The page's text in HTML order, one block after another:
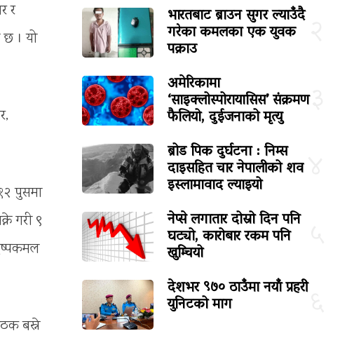
र
। यो
पुसमा
गरी ९
बस्ने
भारतबाट ब्राउन सुगर ल्याउँदै
गरेका कमलका एक युवक
पक्राउ
३
अमेरिकामा
‘साइक्लोस्पोरायासिस’ संक्रमण
फैलियो, दुईजनाको मृत्यु
ब्रोड पिक दुर्घटना : निम्स
दाइसहित चार नेपालीको शव
इस्लामावाद ल्याइयो
नेप्से लगातार दोस्रो दिन पनि
घट्यो, कारोबार रकम पनि
खुम्चियो
देशभर ९७० ठाउँमा नयाँ प्रहरी
युनिटको माग